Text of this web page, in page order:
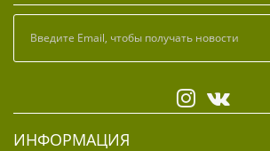
ИНФОРМАЦИЯ